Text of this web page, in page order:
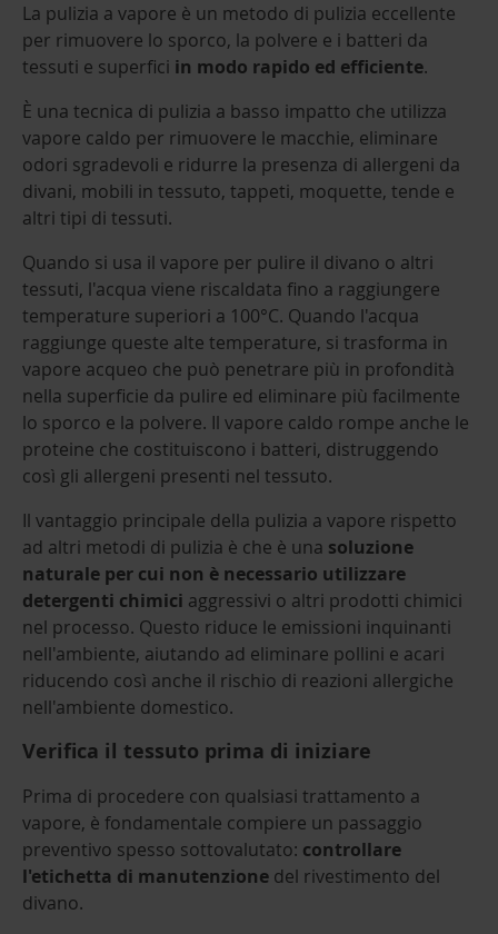
La pulizia a vapore è un metodo di pulizia eccellente
per rimuovere lo sporco, la polvere e i batteri da
tessuti e superfici in modo rapido ed efficiente.
È una tecnica di pulizia a basso impatto che utilizza
vapore caldo per rimuovere le macchie, eliminare
odori sgradevoli e ridurre la presenza di allergeni da
divani, mobili in tessuto, tappeti, moquette, tende e
altri tipi di tessuti.
Quando si usa il vapore per pulire il divano o altri
tessuti, l'acqua viene riscaldata fino a raggiungere
temperature superiori a 100°C. Quando l'acqua
raggiunge queste alte temperature, si trasforma in
vapore acqueo che può penetrare più in profondità
nella superficie da pulire ed eliminare più facilmente
lo sporco e la polvere. Il vapore caldo rompe anche le
proteine che costituiscono i batteri, distruggendo
così gli allergeni presenti nel tessuto.
Il vantaggio principale della pulizia a vapore rispetto
ad altri metodi di pulizia è che è una soluzione
naturale per cui non è necessario utilizzare
detergenti chimici aggressivi o altri prodotti chimici
nel processo. Questo riduce le emissioni inquinanti
nell'ambiente, aiutando ad eliminare pollini e acari
riducendo così anche il rischio di reazioni allergiche
nell'ambiente domestico.
Verifica il tessuto prima di iniziare
Prima di procedere con qualsiasi trattamento a
vapore, è fondamentale compiere un passaggio
preventivo spesso sottovalutato: controllare
l'etichetta di manutenzione del rivestimento del
divano.